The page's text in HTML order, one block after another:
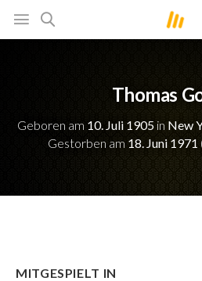
Thomas
Geboren am 10. Juli 1905 in New
Gestorben am 18. Juni 1971
MITGESPIELT IN